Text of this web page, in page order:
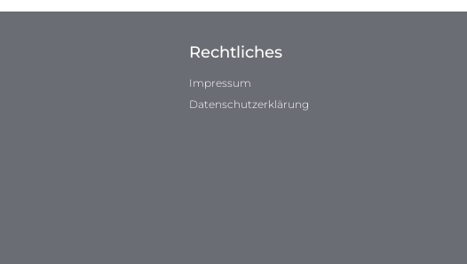
Rechtliches
Impressum
Datenschutzerklärung